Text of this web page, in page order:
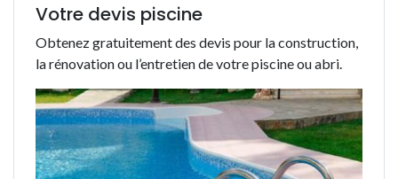
Votre devis piscine
Obtenez gratuitement des devis pour la construction,
la rénovation ou l’entretien de votre piscine ou abri.